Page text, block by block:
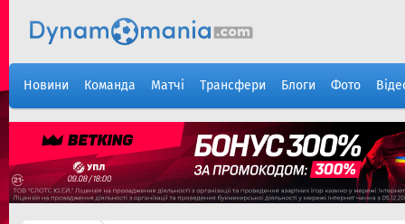
Новини Команда Матчі Трансфери Блоги Фото